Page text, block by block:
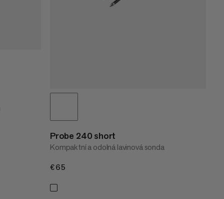
Probe 240 short
Kompaktní a odolná lavinová sonda
€65